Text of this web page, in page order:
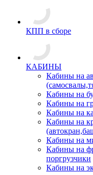
КПП в сборе
КАБИНЫ
Кабины на
Кабины на
Кабины на
Кабины на
Кабины на
Кабины на
Кабины на
поргрузчики
Кабины на